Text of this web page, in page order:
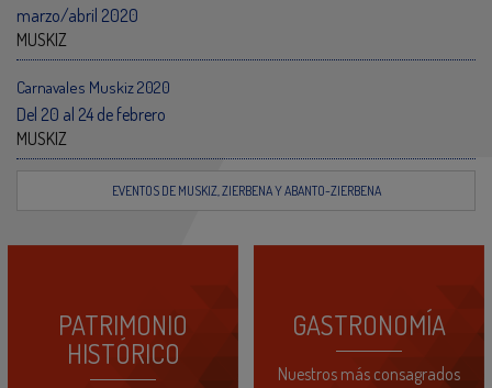
marzo/abril 2020
MUSKIZ
Carnavales Muskiz 2020
Del 20 al 24 de febrero
MUSKIZ
EVENTOS DE MUSKIZ, ZIERBENA Y ABANTO-ZIERBENA
PATRIMONIO
HISTÓRICO
GASTRONOMÍA
Nuestros más consagrados